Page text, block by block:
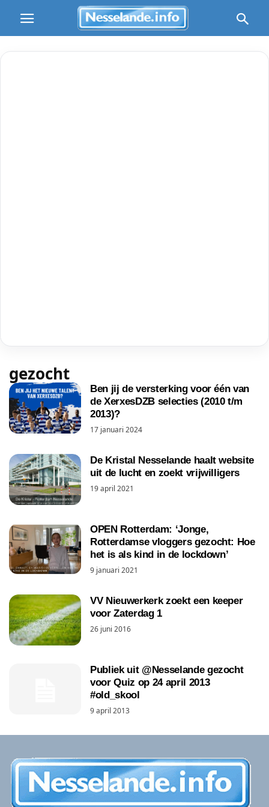
gezocht
Ben jij de versterking voor één van
de XerxesDZB selecties (2010 t/m
2013)?
17 januari 2024
De Kristal Nesselande haalt website
uit de lucht en zoekt vrijwilligers
19 april 2021
OPEN Rotterdam: ‘Jonge,
Rotterdamse vloggers gezocht: Hoe
het is als kind in de lockdown’
9 januari 2021
VV Nieuwerkerk zoekt een keeper
voor Zaterdag 1
26 juni 2016
Publiek uit @Nesselande gezocht
voor Quiz op 24 april 2013
#old_skool
9 april 2013